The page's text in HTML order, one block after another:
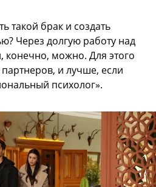
такой брак и создать
Через долгую работу над
можно. Для этого
и лучше, если
психолог».